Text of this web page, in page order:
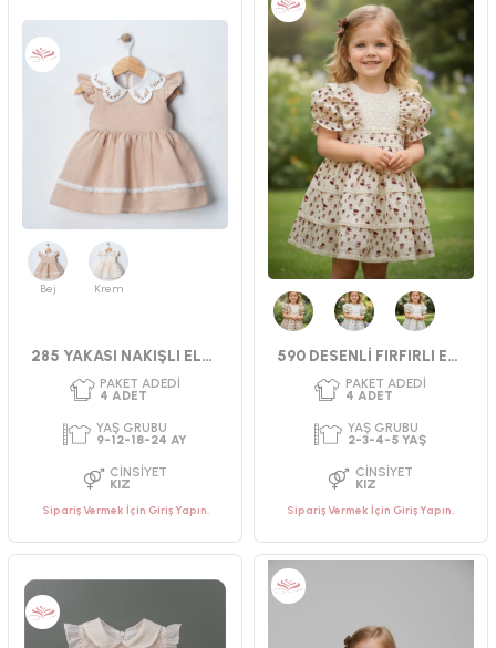
PAKET ADEDI
4ADET
YAŞ GRUBU
2-3-4-5 YAŞ
CINSIYET
YAŞ GRUBU
9-12-18-24 AY
CINSIYET
KIZ
Bej Krem
285 YAKASI NAKIŞLI ELBİSE 9-24 AY
Sipariş Vermek İçin Giriş Yapın.
590 DESENLİ FIRFIRLI ELBİSE
Sipariş Vermek İçin Giriş Yapın.